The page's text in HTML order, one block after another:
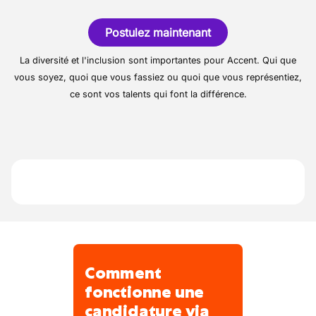
renouvelé.
Échanges quotidiens avec une équipe
expérimentée.
carrosserie automobile, spécialisée dans la
réparation et la finition de véhicules toutes
marques. Elle prend en charge des
interventions variées, du redressage à la
préparation avant peinture, avec un atelier
Postulez maintenant
La diversité et l'inclusion sont importantes pour Accent. Qui que
vous soyez, quoi que vous fassiez ou quoi que vous représentiez,
ce sont vos talents qui font la différence.
Comment
fonctionne une
candidature via